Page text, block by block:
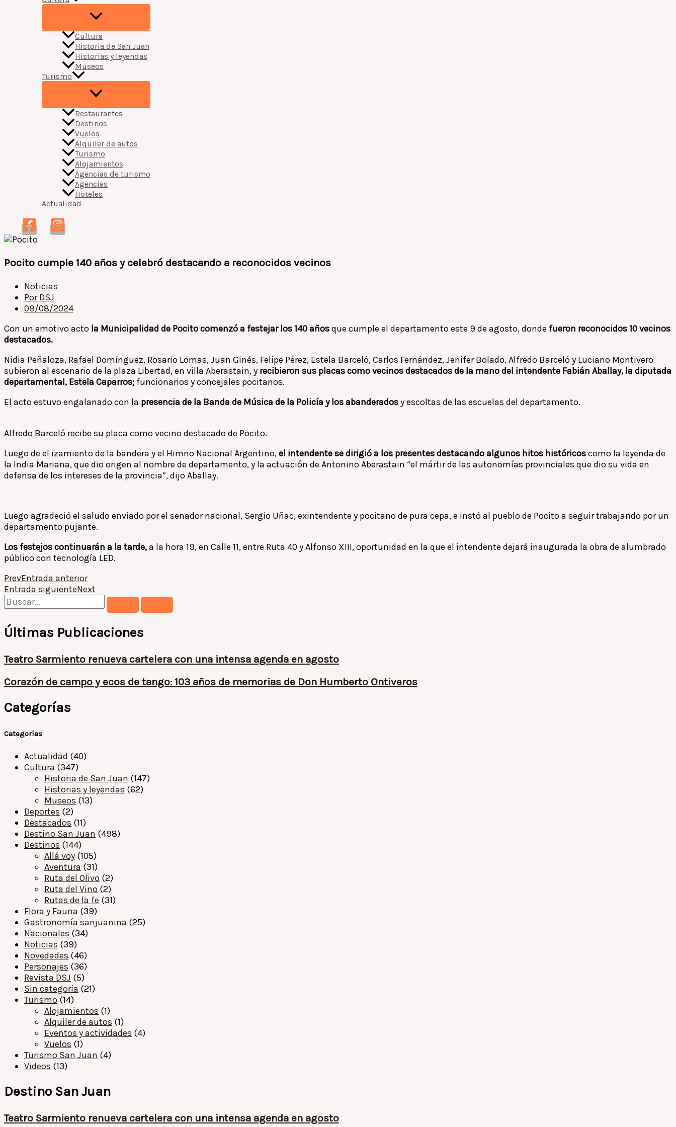
Cultura
Historia de San Juan
Historias y leyendas
Museos
Turismo
Restaurantes
Destinos
Vuelos
Alquiler de autos
Turismo
Alojamientos
Agencias de turismo
Agencias
Hoteles
Actualidad
Pocito cumple 140 años y celebró destacando a reconocidos vecinos
Noticias
PorDSJ
09/08/2024
Con un emotivo acto la Municipalidad de Pocito comenzó a festejar los 140 añosque cumple el departamento este 9 de agosto, donde fueron reconocidos 10 vecinos
destacados.
Nidia Peñaloza, Rafael Domínguez, Rosario Lomas, Juan Ginés, Felipe Pérez, Estela Barceló, Carlos Fernández, Jenifer Bolado, Alfredo Barceló y Luciano Montivero
subieron al escenario de la plaza Libertad, en villa Aberastain, y recibieron sus placas como vecinos destacados de la mano del intendente Fabián Aballay, la diputada
departamental, Estela Caparros; funcionarios y concejales pocitanos.
El acto estuvo engalanado con la presencia de la Banda de Música de la Policía y los abanderadosy escoltas de las escuelas del departamento.
Alfredo Barceló recibe su placa como vecino destacado de Pocito.
Luego de el izamiento de la bandera y el Himno Nacional Argentino,el intendente se dirigió a los presentes destacando algunos hitos históricoscomo la leyenda de
la India Mariana, que dio origen al nombre de departamento, y la actuación de Antonino Aberastain “el mártir de las autonomías provinciales que dio su vida en
defensa de los intereses de la provincia”, dijo Aballay.
Luego agradeció el saludo enviado por el senador nacional, Sergio Uñac, exintendente y pocitano de pura cepa, e instó al pueblo de Pocito a seguir trabajando por un
departamento pujante.
Los festejos continuarán a la tarde,a la hora 19, en Calle 11, entre Ruta 40 y Alfonso XIII, oportunidad en la que el intendente dejará inaugurada la obra de alumbrado
público con tecnología LED.
PrevEntrada anterior
Entrada siguienteNext
Últimas Publicaciones
Teatro Sarmiento renueva cartelera con una intensa agenda en agosto
Corazón de campo y ecos de tango: 103 años de memorias de Don Humberto Ontiveros
Categorías
Categorías
Actualidad (40)
Cultura (347)
Historia de San Juan (147)
Historias y leyendas (62)
Museos (13)
Deportes (2)
Destacados (11)
Destino San Juan (498)
Destinos (144)
Allá voy (105)
Aventura (31)
Ruta del Olivo (2)
Ruta del Vino (2)
Rutas de la fe (31)
Flora y Fauna (39)
Gastronomía sanjuanina (25)
Nacionales (34)
Noticias (39)
Novedades (46)
Personajes (36)
Revista DSJ (5)
Sin categoría (21)
Turismo (14)
Alojamientos (1)
Alquiler de autos (1)
Eventos y actividades (4)
Vuelos (1)
Turismo San Juan (4)
Videos (13)
Destino San Juan
Teatro Sarmiento renueva cartelera con una intensa agenda en agosto